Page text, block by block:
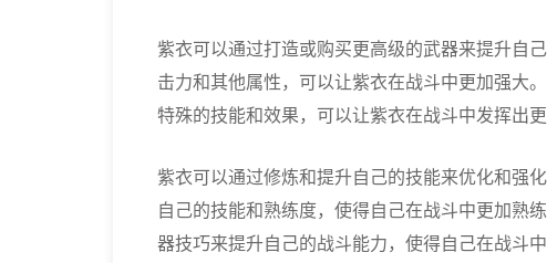
紫衣可以通过打造或购买更高级的武器来提升自
击力和其他属性，可以让紫衣在战斗中更加强大
特殊的技能和效果，可以让紫衣在战斗中发挥出更
紫衣可以通过修炼和提升自己的技能来优化和强
自己的技能和熟练度，使得自己在战斗中更加熟
器技巧来提升自己的战斗能力，使得自己在战斗中